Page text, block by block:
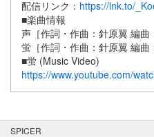
配信リンク： https://lnk.to/
■楽曲情報
声［作詞・作曲：針原翼 編曲
蛍［作詞・作曲：針原翼 編曲
■蛍 (Music Video)
https://www.youtube.com/
SPICER